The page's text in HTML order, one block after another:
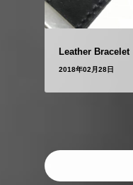
Leather Bracelet
2018年02月28日